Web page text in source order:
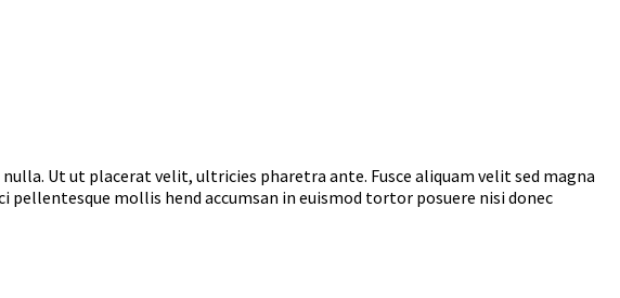
Ut ut placerat velit, ultricies pharetra ante. Fusce aliquam velit sed magna
mollis hend accumsan in euismod tortor posuere nisi donec